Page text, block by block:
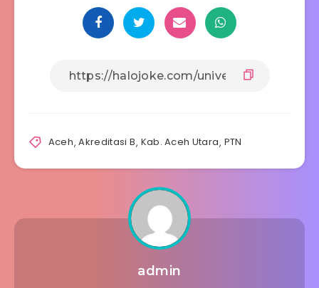
Aceh,Akreditasi B, Kab. Aceh Utara, PTN
admin